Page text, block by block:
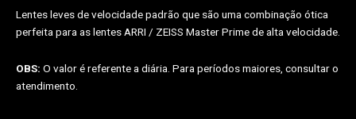
Lentes leves de velocidade padrão que são uma combinação ótica
perfeita para as lentes ARRI / ZEISS Master Prime de alta velocidade.
OBS: O valor é referente a diária. Para períodos maiores, consultar o
atendimento.